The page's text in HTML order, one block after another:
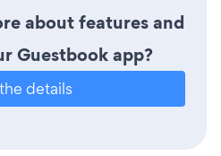
about features and
Guestbook app?
details